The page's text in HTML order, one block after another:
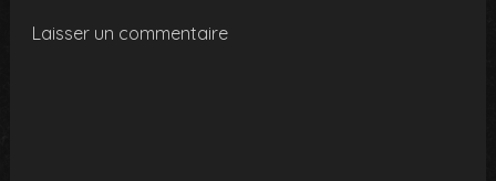
Laisser un commentaire